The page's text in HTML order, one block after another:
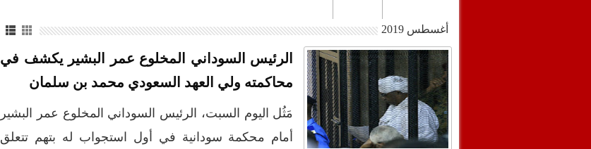
أغسطس 2019
الرئيس السوداني المخلوع عمر البشير يكشف في
محاكمته ولي العهد السعودي محمد بن سلمان
مَثُل اليوم السبت، الرئيس السوداني المخلوع عمر البشير
أمام محكمة سودانية في أول استجواب له بتهم تتعلق